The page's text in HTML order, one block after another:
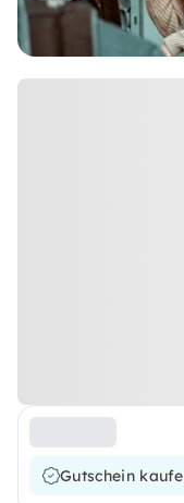
Gutschein